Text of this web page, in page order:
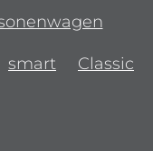
smart Classic